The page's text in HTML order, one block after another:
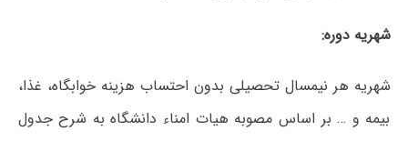
شهریه دوره:
شهریه هر نیمسال تحصیلی بدون احتساب هزینه خوابگاه، غذا،
بیمه و … بر اساس مصوبه هیات امناء دانشگاه به شرح جدول